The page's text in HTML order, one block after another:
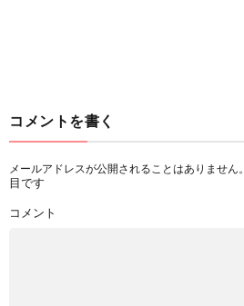
コメントを書く
メールアドレスが公開されることはありません。
目です
コメント